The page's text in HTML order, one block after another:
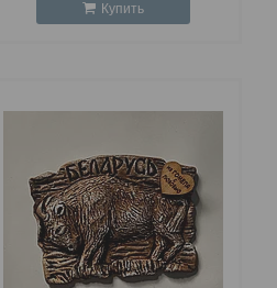
Купить